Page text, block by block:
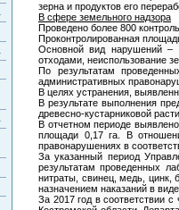
зерна и продуктов его
В сфере земельного надзора
Проведено более 800
Проконтролированная
Основной вид нарушений –
отходами, неиспользование
По результатам
административных
В целях устранения,
В результате выполнения
древесно-кустарниковой
В отчетном периоде
площади 0,17 га. В
правонарушениях в
За указанный период
результатам проведенных
нитраты, свинец, медь, цинк,
назначением наказаний в
За 2017 год в соответствии